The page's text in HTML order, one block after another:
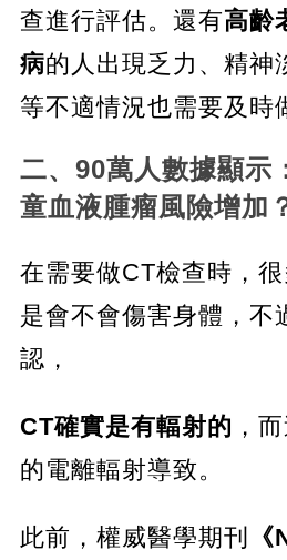
查進行評估。還有高齡
病的人出現乏力、精神
等不適情況也需要及時
二、90萬人數據顯示
童血液腫瘤風險增加
在需要做CT檢查時，
是會不會傷害身體，不
認，
CT確實是有輻射的 ，
的電離輻射導致。
此前，權威醫學期刊